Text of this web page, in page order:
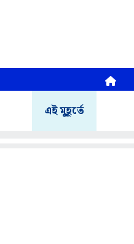
এই মুহূর্তে